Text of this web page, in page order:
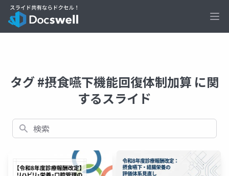
タグ #摂食嚥下機能回復体制加算 に関
するスライド
検索